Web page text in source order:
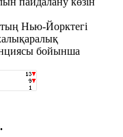
Нью-Йорктегі
бойынша